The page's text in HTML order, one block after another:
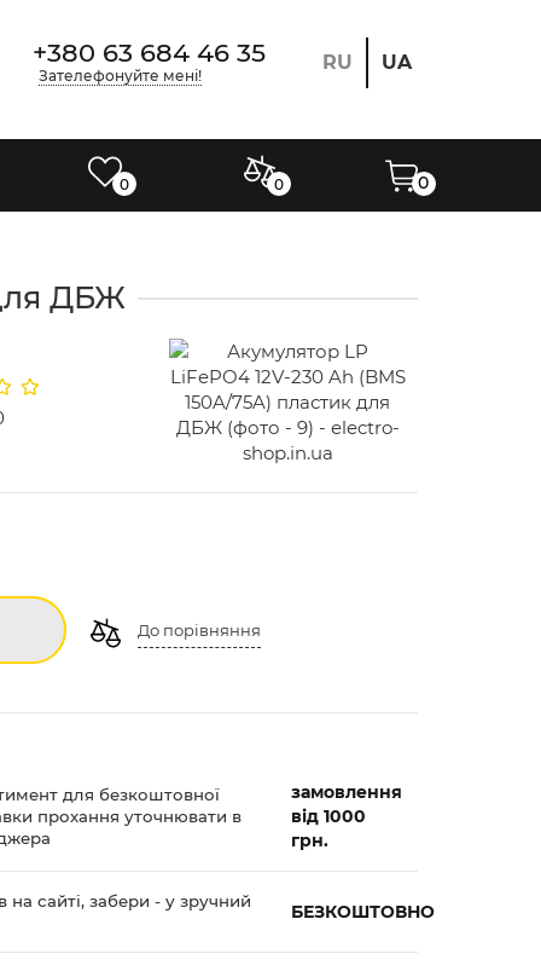
+380 63 684 46 35
Зателефонуйте мені!
RU UA
0 0 0
ДБЖ
До порівняння
для безкоштовної
прохання уточнювати в
замовлення
від 1000
грн.
на сайті, забери - у зручний
БЕЗКОШТОВНО